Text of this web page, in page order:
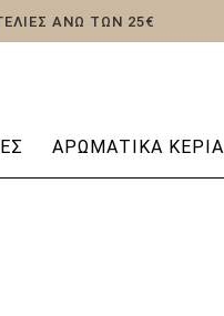
ΑΝΩ ΤΩΝ 25€
ΑΡΩΜΑΤΙΚΆ ΚΕΡΙΆ